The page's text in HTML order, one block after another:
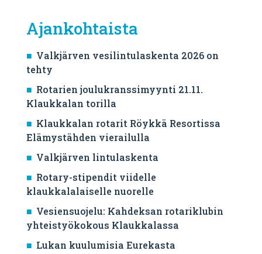
Ajankohtaista
Valkjärven vesilintulaskenta 2026 on
tehty
Rotarien joulukranssimyynti 21.11.
Klaukkalan torilla
Klaukkalan rotarit Röykkä Resortissa
Elämystähden vierailulla
Valkjärven lintulaskenta
Rotary-stipendit viidelle
klaukkalalaiselle nuorelle
Vesiensuojelu: Kahdeksan rotariklubin
yhteistyökokous Klaukkalassa
Lukan kuulumisia Eurekasta